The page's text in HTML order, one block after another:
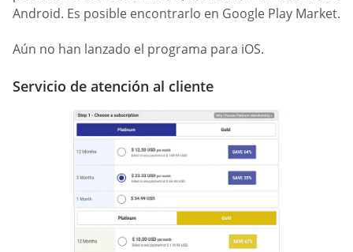
Android. Es posible encontrarlo en Google Play Market.
Aún no han lanzado el programa para iOS.
Servicio de atención al cliente